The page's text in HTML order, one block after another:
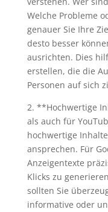
Welche Probleme
genauer Sie Ihre
desto besser
ausrichten. Dies
erstellen, die die
Personen auf sich
2. **Hochwertige
als auch für
hochwertige
ansprechen. Für
Anzeigentexte
Klicks zu
sollten Sie
informative oder